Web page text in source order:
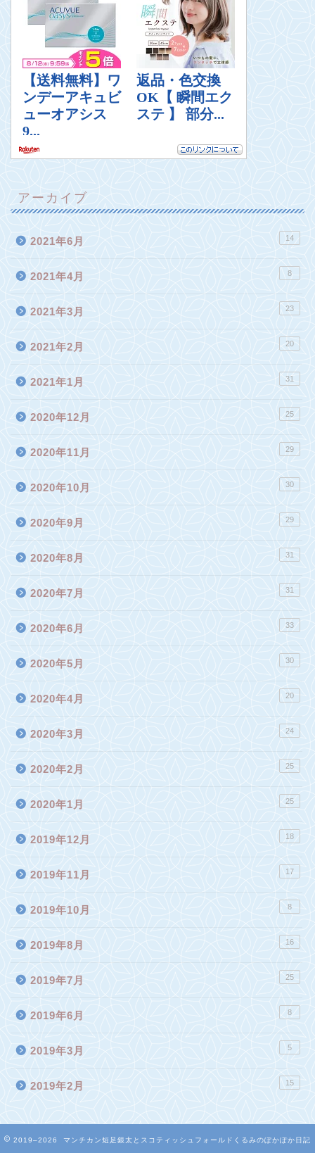
アーカイブ
2021年6月 14
2021年4月 8
2021年3月 23
2021年2月 20
2021年1月 31
2020年12月 25
2020年11月 29
2020年10月 30
2020年9月 29
2020年8月 31
2020年7月 31
2020年6月 33
2020年5月 30
2020年4月 20
2020年3月 24
2020年2月 25
2020年1月 25
2019年12月 18
2019年11月 17
2019年10月 8
2019年8月 16
2019年7月 25
2019年6月 8
2019年3月 5
2019年2月 15
2019–2026 マンチカン短足銀太とスコティッシュフォールドくるみのぽかぽか日記